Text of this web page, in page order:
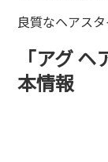
良質なヘアス
「アグ
本情報